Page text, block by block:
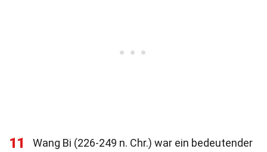
11
Wang Bi (226-249 n. Chr.) war ein bedeutender